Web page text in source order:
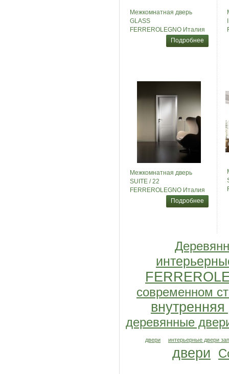
Межкомнатная дверь
GLASS
FERREROLEGNO Италия
Подробнее
Межкомнатная дверь
SUITE / 22
FERREROLEGNO Италия
Подробнее
современном
деревянные
двери интерьерные двери
двери